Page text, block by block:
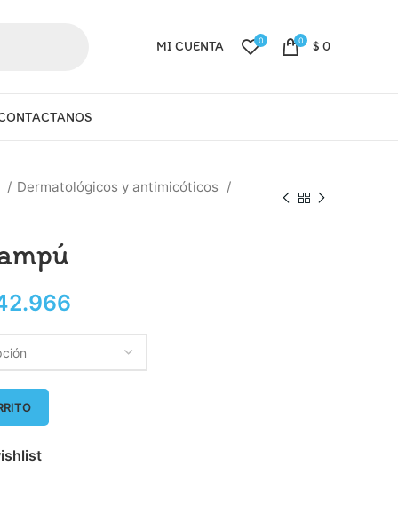
MI CUENTA 0 0 $ 0
Dermatológicos y antimicóticos